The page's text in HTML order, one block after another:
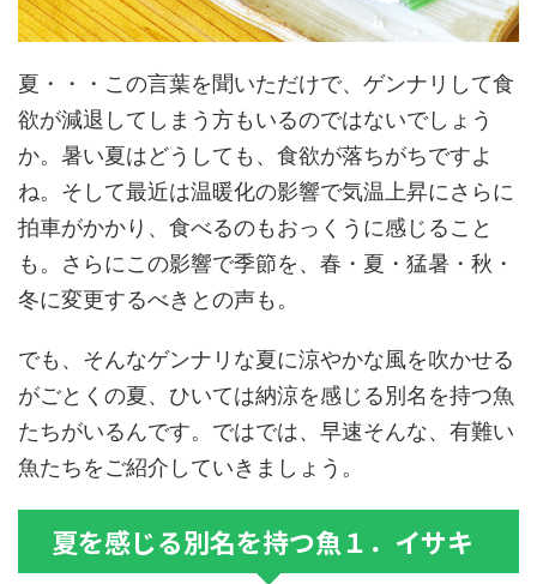
夏・・・この言葉を聞いただけで、ゲンナリして食
欲が減退してしまう方もいるのではないでしょう
か。暑い夏はどうしても、食欲が落ちがちですよ
ね。そして最近は温暖化の影響で気温上昇にさらに
拍車がかかり、食べるのもおっくうに感じること
も。さらにこの影響で季節を、春・夏・猛暑・秋・
冬に変更するべきとの声も。
でも、そんなゲンナリな夏に涼やかな風を吹かせる
がごとくの夏、ひいては納涼を感じる別名を持つ魚
たちがいるんです。ではでは、早速そんな、有難い
魚たちをご紹介していきましょう。
夏を感じる別名を持つ魚１．イサキ